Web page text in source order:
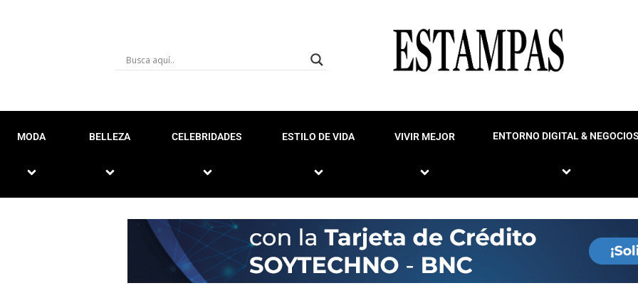
MODA BELLEZA CELEBRIDADES ESTILO DE VIDA VIVIR MEJOR ENTORNO DIGITAL & NEGOCIOS